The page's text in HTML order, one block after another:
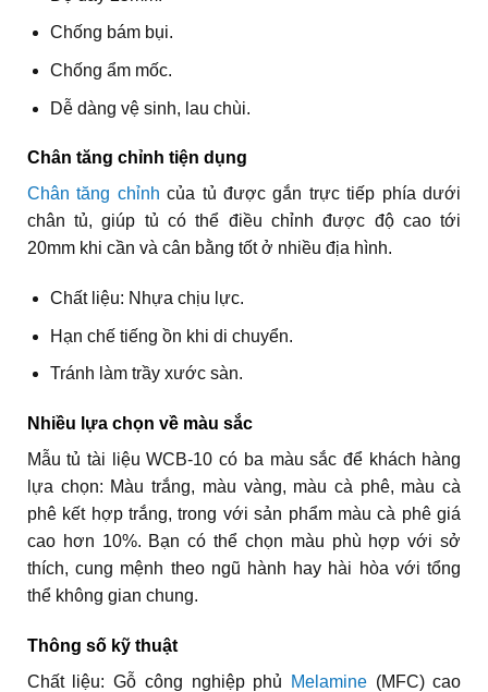
Chống bám bụi.
Chống ẩm mốc.
Dễ dàng vệ sinh, lau chùi.
Chân tăng chỉnh tiện dụng
Chân tăng chỉnh của tủ được gắn trực tiếp phía dưới
chân tủ, giúp tủ có thể điều chỉnh được độ cao tới
20mm khi cần và cân bằng tốt ở nhiều địa hình.
Chất liệu: Nhựa chịu lực.
Hạn chế tiếng ồn khi di chuyển.
Tránh làm trầy xước sàn.
Nhiều lựa chọn về màu sắc
Mẫu tủ tài liệu WCB-10 có ba màu sắc để khách hàng
lựa chọn: Màu trắng, màu vàng, màu cà phê, màu cà
phê kết hợp trắng, trong với sản phẩm màu cà phê giá
cao hơn 10%. Bạn có thể chọn màu phù hợp với sở
thích, cung mệnh theo ngũ hành hay hài hòa với tổng
thể không gian chung.
Thông số kỹ thuật
Chất liệu: Gỗ công nghiệp phủ
Melamine(MFC) cao